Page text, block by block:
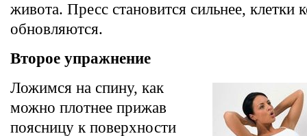
живота. Пресс становится сильнее, клетки
обновляются.
Второе упражнение
Ложимся на спину, как
можно плотнее прижав
поясницу к поверхности